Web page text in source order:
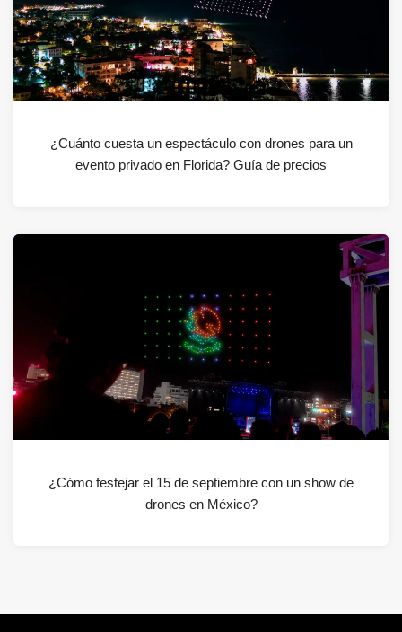
¿Cuánto cuesta un espectáculo con drones para un
evento privado en Florida? Guía de precios
¿Cómo festejar el 15 de septiembre con un show de
drones en México?